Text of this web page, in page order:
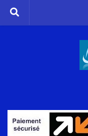
Skip to content